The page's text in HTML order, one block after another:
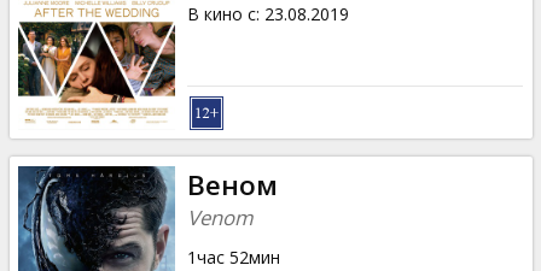
В кино с: 23.08.2019
Веном
Venom
1час 52мин